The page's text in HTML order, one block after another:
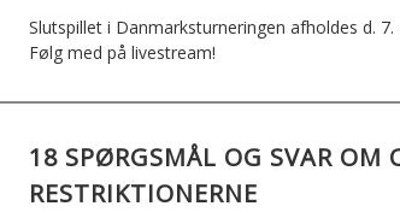
Slutspillet i Danmarksturneringen afholdes d. 7.
Følg med på livestream!
18 SPØRGSMÅL OG SVAR OM
RESTRIKTIONERNE